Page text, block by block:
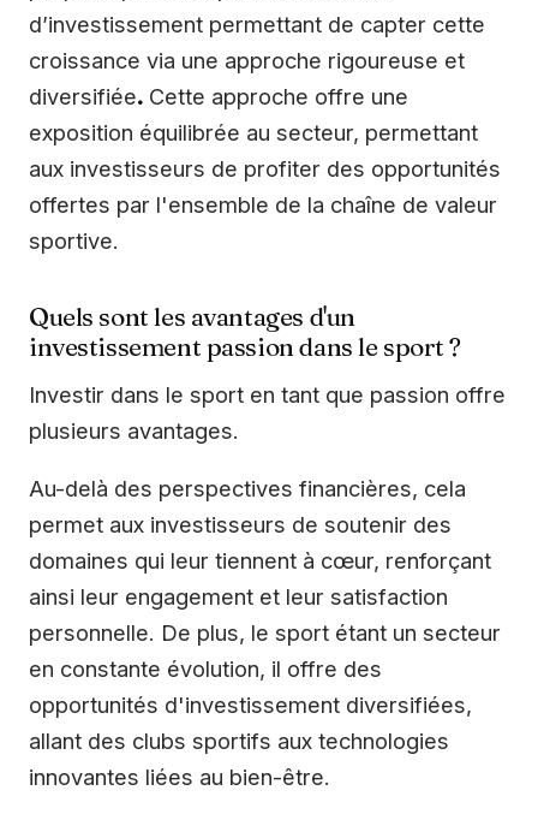
d’investissement permettant de capter cette
croissance via une approche rigoureuse et
diversifiée. Cette approche offre une
exposition équilibrée au secteur, permettant
aux investisseurs de profiter des opportunités
offertes par l'ensemble de la chaîne de valeur
sportive.
Quels sont les avantages d'un
investissement passion dans le sport ?
Investir dans le sport en tant que passion offre
plusieurs avantages.
Au-delà des perspectives financières, cela
permet aux investisseurs de soutenir des
domaines qui leur tiennent à cœur, renforçant
ainsi leur engagement et leur satisfaction
personnelle. De plus, le sport étant un secteur
en constante évolution, il offre des
opportunités d'investissement diversifiées,
allant des clubs sportifs aux technologies
innovantes liées au bien-être.